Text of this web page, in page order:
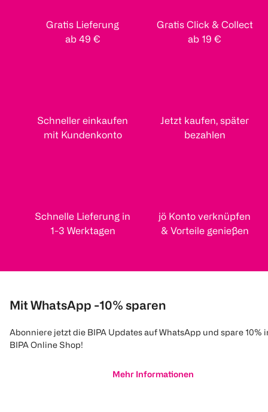
Gratis Lieferung
ab 49 €
Gratis Click & Collect
ab 19 €
Schneller einkaufen
mit Kundenkonto
Jetzt kaufen, später
bezahlen
Schnelle Lieferung in
1-3 Werktagen
jö Konto verknüpfen
& Vorteile genießen
Mit WhatsApp -10% sparen
Abonniere jetzt die BIPA Updates auf WhatsApp und spare 10%
BIPA Online Shop!
Mehr Informationen